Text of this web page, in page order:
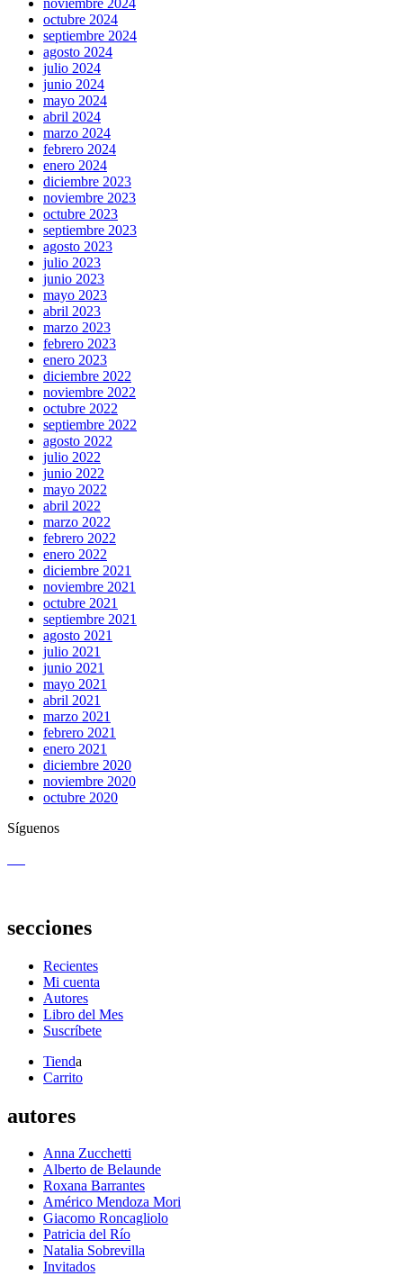
octubre 2024
septiembre 2024
agosto 2024
julio 2024
junio 2024
mayo 2024
abril 2024
marzo 2024
febrero 2024
enero 2024
diciembre 2023
noviembre 2023
octubre 2023
septiembre 2023
agosto 2023
julio 2023
junio 2023
mayo 2023
abril 2023
marzo 2023
febrero 2023
enero 2023
diciembre 2022
noviembre 2022
octubre 2022
septiembre 2022
agosto 2022
julio 2022
junio 2022
mayo 2022
abril 2022
marzo 2022
febrero 2022
enero 2022
diciembre 2021
noviembre 2021
octubre 2021
septiembre 2021
agosto 2021
julio 2021
junio 2021
mayo 2021
abril 2021
marzo 2021
febrero 2021
enero 2021
diciembre 2020
noviembre 2020
octubre 2020
Síguenos
secciones
Recientes
Mi cuenta
Autores
Libro del Mes
Suscríbete
Tienda
Carrito
autores
Anna Zucchetti
Alberto de Belaunde
Roxana Barrantes
Américo Mendoza Mori
Giacomo Roncagliolo
Patricia del Río
Natalia Sobrevilla
Invitados